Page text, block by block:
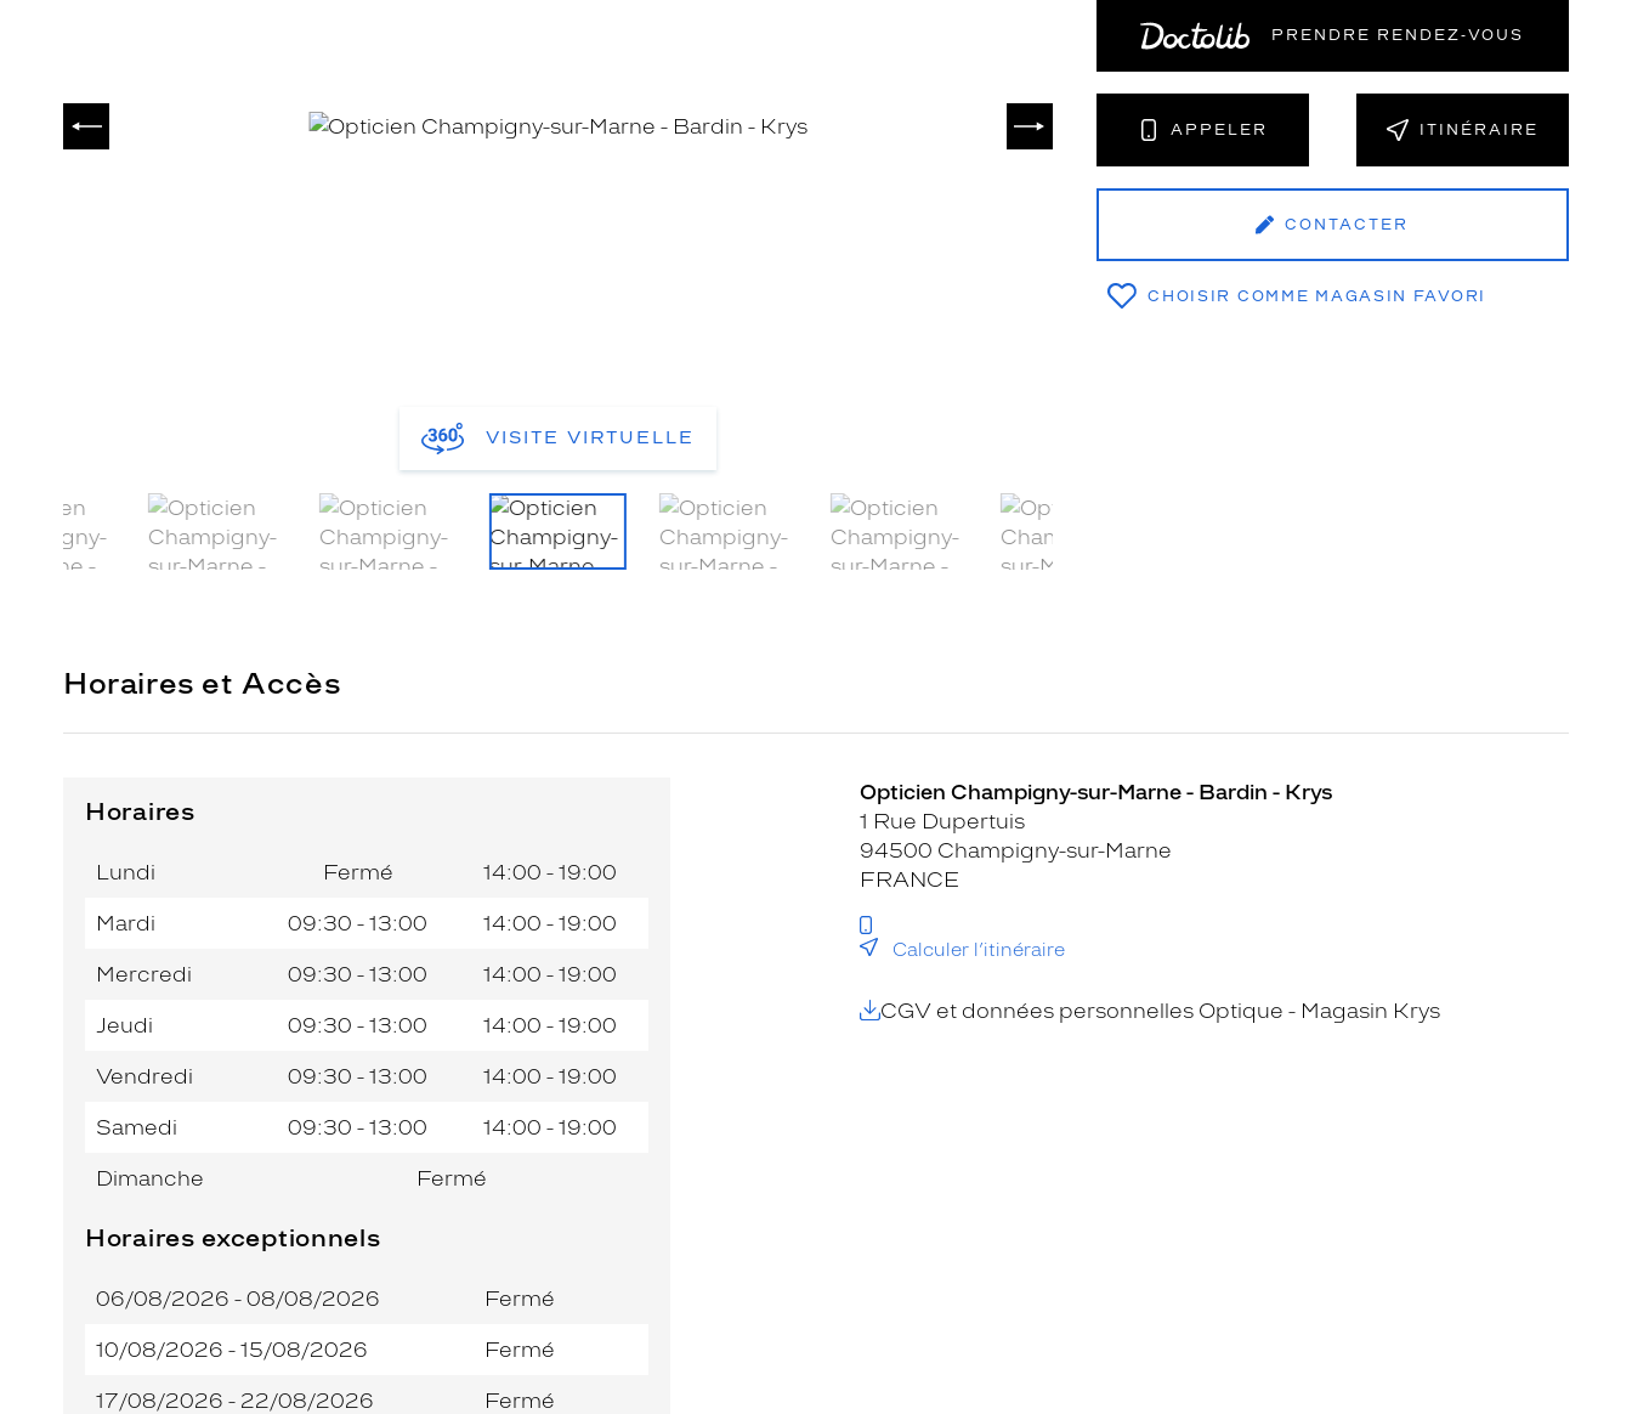
VISITE VIRTUELLE
PRENDRE RENDEZ‑VOUS
APPELER ITINÉRAIRE
CONTACTER
CHOISIR COMME MAGASIN FAVORI
Horaires et Accès
Horaires
Jour de
semaine
Horaires
l’après-
Lundi Fermé 14:00 - 19:00
Mardi 09:30 - 13:00 14:00 - 19:00
Mercredi 09:30 - 13:00 14:00 - 19:00
Jeudi 09:30 - 13:00 14:00 - 19:00
Vendredi 09:30 - 13:00 14:00 - 19:00
Samedi 09:30 - 13:00 14:00 - 19:00
Dimanche Fermé
Horaires exceptionnels
Jour de
semaine
Horaires
l’après-
06/08/2026 - 08/08/2026 Fermé
10/08/2026 - 15/08/2026 Fermé
17/08/2026 - 22/08/2026 Fermé
Opticien Champigny-sur-Marne - Bardin - Krys
1 Rue Dupertuis
94500 Champigny-sur-Marne
FRANCE
Calculer l’itinéraire
CGV et données personnelles Optique - Magasin Krys